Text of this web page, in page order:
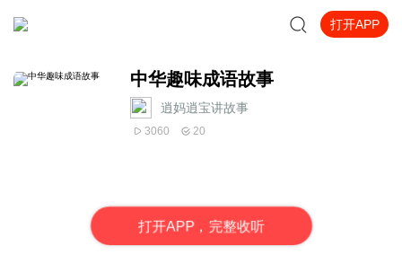
打开APP
中华趣味成语故事
逍妈逍宝讲故事
3060 20
打开APP，完整收听